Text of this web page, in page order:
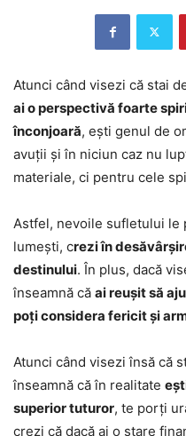
Atunci când visezi că stai
ai o perspectivă foarte
înconjoară, ești genul de
avuții și în niciun caz nu
materiale, ci pentru cele
Astfel, nevoile sufletului le
lumești, crezi în
destinului. În plus, dacă
înseamnă că ai reușit să
poți considera fericit și
Atunci când visezi însă că
înseamnă că în realitate
superior tuturor, te porți
crezi că dacă ai o stare